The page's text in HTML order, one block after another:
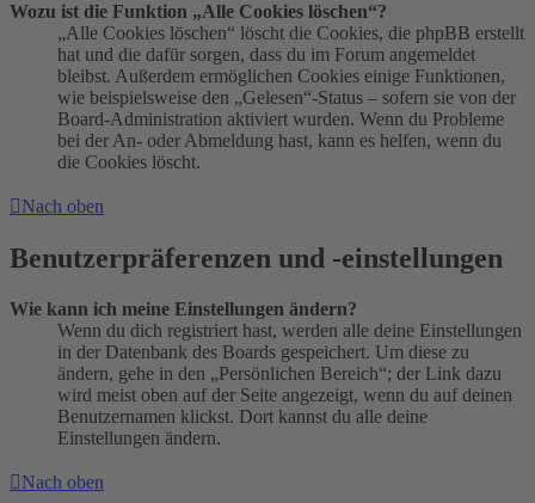
Wozu ist die Funktion „Alle Cookies löschen“?
„Alle Cookies löschen“ löscht die Cookies, die phpBB erstellt
hat und die dafür sorgen, dass du im Forum angemeldet
bleibst. Außerdem ermöglichen Cookies einige Funktionen,
wie beispielsweise den „Gelesen“-Status – sofern sie von der
Board-Administration aktiviert wurden. Wenn du Probleme
bei der An- oder Abmeldung hast, kann es helfen, wenn du
die Cookies löscht.
Nach oben
Benutzerpräferenzen und -einstellungen
Wie kann ich meine Einstellungen ändern?
Wenn du dich registriert hast, werden alle deine Einstellungen
in der Datenbank des Boards gespeichert. Um diese zu
ändern, gehe in den „Persönlichen Bereich“; der Link dazu
wird meist oben auf der Seite angezeigt, wenn du auf deinen
Benutzernamen klickst. Dort kannst du alle deine
Einstellungen ändern.
Nach oben